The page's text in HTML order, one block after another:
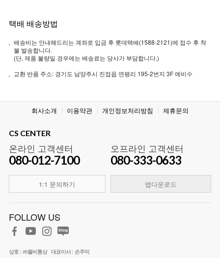
택배 배송방법
배송비는 안내해드리는 계좌로 입금 후 롯데택배(1588-2121)에 접수 후 착
불 발송합니다.
(단, 제품 불량일 경우에는 배송료는 당사가 부담합니다.)
교환 반품 주소: 경기도 남양주시 진접읍 연평리 195-2번지 3F 에비수
회사소개 이용약관 개인정보처리방침 제휴문의
CS CENTER
온라인 고객센터
080-012-7100
1:1 문의하기
오프라인 고객센터
080-333-0633
앱다운로드
FOLLOW US
상호 : ㈜월비통상 대표이사 : 손주익